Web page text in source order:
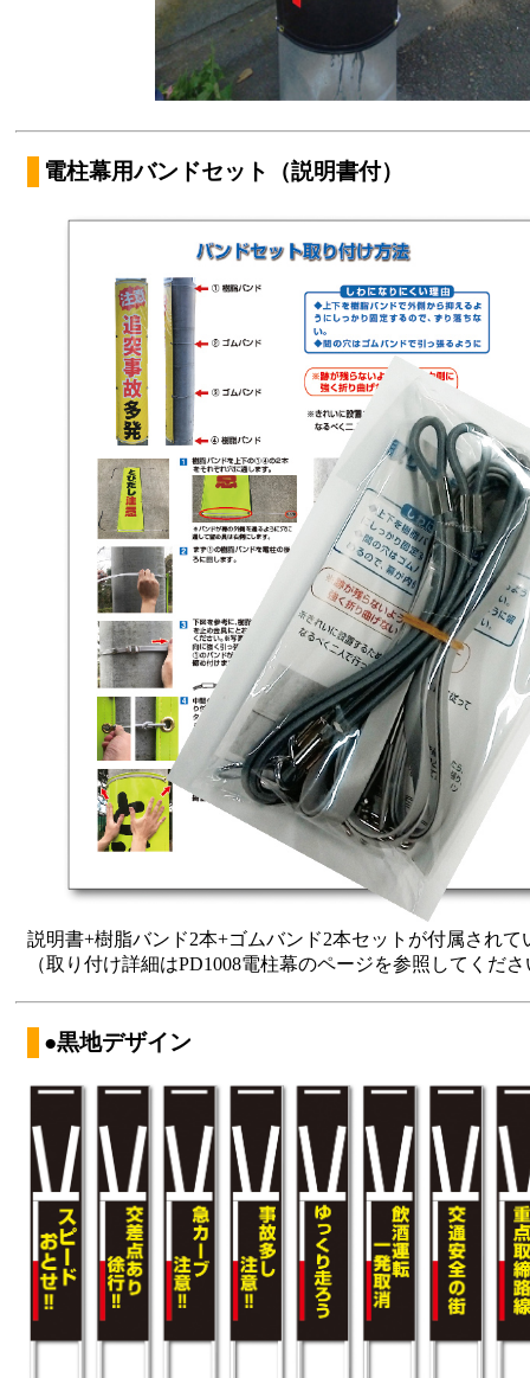
電柱幕用バンドセット（説明書付）
説明書+樹脂バンド2本+ゴムバンド2本セットが付属されて
（取り付け詳細はPD1008電柱幕のページを参照してくだ
●黒地デザイン